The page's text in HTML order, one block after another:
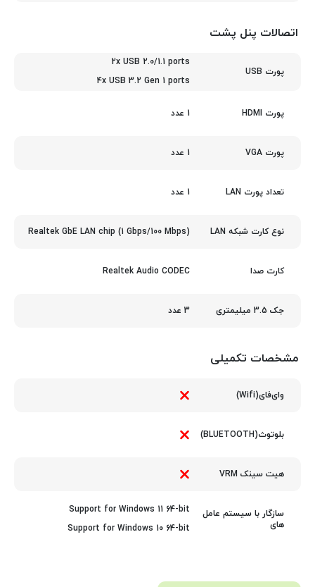
اتصالات پنل پشت
پورت USB
2x USB 2.0/1.1 ports
4x USB 3.2 Gen 1 ports
پورت HDMI 1 عدد
پورت VGA 1 عدد
تعداد پورت LAN 1 عدد
نوع کارت شبکه LAN Realtek GbE LAN chip (1 Gbps/100 Mbps)
کارت صدا Realtek Audio CODEC
جک 3.5 میلیمتری 3 عدد
مشخصات تکمیلی
وای‌فای(Wifi)
بلوتوث(BLUETOOTH)
هیت سینک VRM
سازگار با سیستم عامل
های
Support for Windows 11 64-bit
Support for Windows 10 64-bit